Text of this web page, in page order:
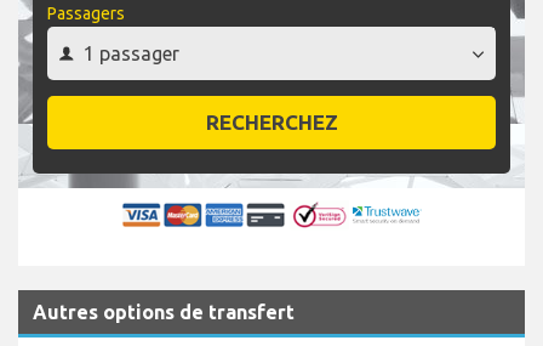
Passagers
RECHERCHEZ
Autres options de transfert